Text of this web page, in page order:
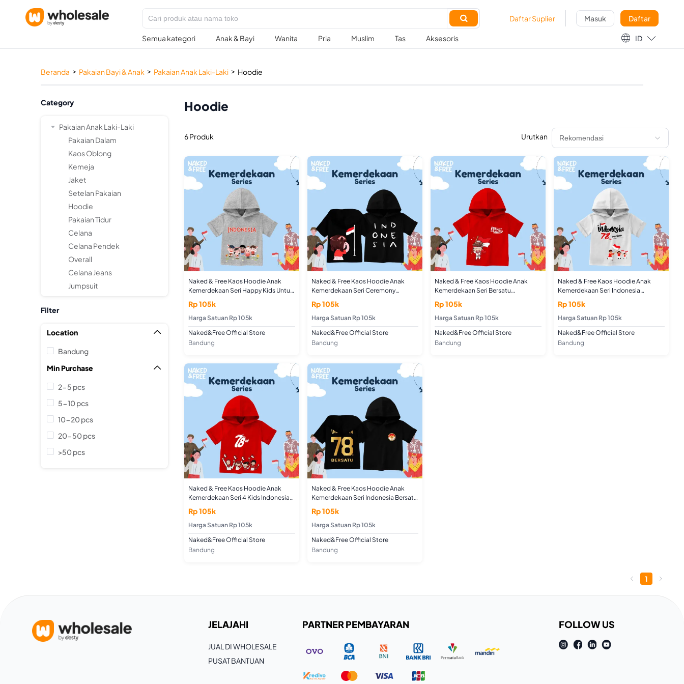

Semua kategori Anak & Bayi Wanita Pria Muslim Tas Aksesoris
Daftar Suplier Masuk Daftar
ID 
Beranda > Pakaian Bayi & Anak > Pakaian Anak Laki-Laki > Hoodie
Category
Pakaian Anak Laki-Laki
Pakaian Dalam
Kaos Oblong
Kemeja
Jaket
Setelan Pakaian
Hoodie
Pakaian Tidur
Celana
Celana Pendek
Overall
Celana Jeans
Jumpsuit
Filter
Location 
Bandung
Min Purchase

2-5 pcs
5-10 pcs
10-20 pcs
20-50 pcs
>50 pcs
Hoodie
6 Produk Urutkan
Naked & Free Kaos Hoodie Anak
Kemerdekaan Seri Happy Kids Untuk
Combed
Rp 105k
Harga Satuan Rp 105k
Naked&Free Official Store
Bandung
Naked & Free Kaos Hoodie Anak
Kemerdekaan Seri Ceremony
Bahan Katun Combed
Rp 105k
Harga Satuan Rp 105k
Naked&Free Official Store
Bandung
Naked & Free Kaos Hoodie Anak
Kemerdekaan Seri Bersatu
Bahan Katun Combed
Rp 105k
Harga Satuan Rp 105k
Naked&Free Official Store
Bandung
Naked & Free Kaos Hoodie Anak
Kemerdekaan Seri Indonesia
Katun Combed
Rp 105k
Harga Satuan Rp 105k
Naked&Free Official Store
Bandung
Naked & Free Kaos Hoodie Anak
Kemerdekaan Seri 4 Kids Indonesia
Combed
Rp 105k
Harga Satuan Rp 105k
Naked&Free Official Store
Bandung
Naked & Free Kaos Hoodie Anak
Kemerdekaan Seri Indonesia Bersatu
Combed
Rp 105k
Harga Satuan Rp 105k
Naked&Free Official Store
Bandung
1
JELAJAHI
JUAL DI WHOLESALE
PUSAT BANTUAN
PARTNER PEMBAYARAN FOLLOW US